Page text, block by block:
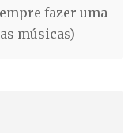
fazer uma
músicas)